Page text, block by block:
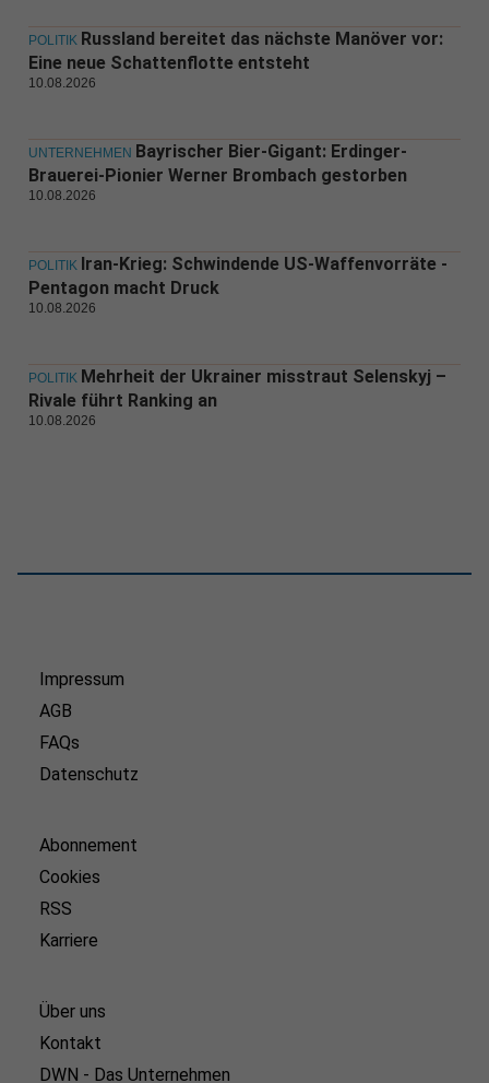
POLITIK Russland bereitet das nächste Manöver vor:
Eine neue Schattenflotte entsteht
10.08.2026
UNTERNEHMEN Bayrischer Bier-Gigant: Erdinger-
Brauerei-Pionier Werner Brombach gestorben
10.08.2026
POLITIK Iran-Krieg: Schwindende US-Waffenvorräte -
Pentagon macht Druck
10.08.2026
POLITIK Mehrheit der Ukrainer misstraut Selenskyj –
Rivale führt Ranking an
10.08.2026
Impressum
AGB
FAQs
Datenschutz
Abonnement
Cookies
RSS
Karriere
Über uns
Kontakt
DWN - Das Unternehmen